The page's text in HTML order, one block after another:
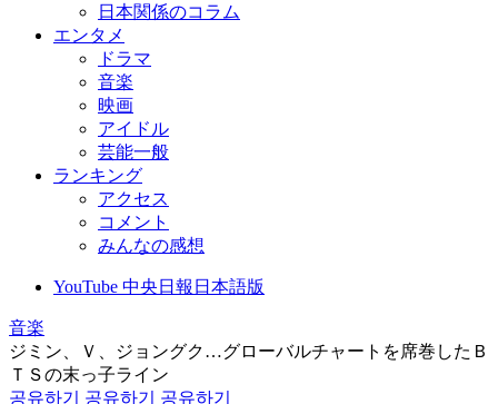
日本関係のコラム
エンタメ
ドラマ
音楽
映画
アイドル
芸能一般
ランキング
アクセス
コメント
みんなの感想
YouTube 中央日報日本語版
音楽
ジミン、Ｖ、ジョングク…グローバルチャートを席巻したＢ
ＴＳの末っ子ライン
공유하기
공유하기
공유하기